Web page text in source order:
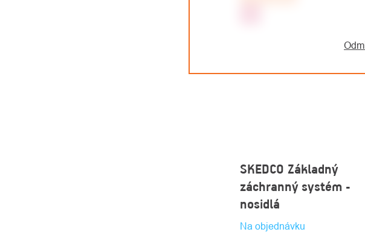
SKEDCO Základný
záchranný systém -
nosidlá
Na objednávku